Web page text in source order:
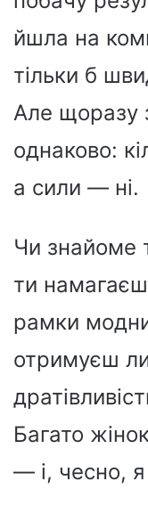
йшла на
тільки б
Але щоразу
однаково:
а сили — ні.
Чи знайоме
ти
рамки
отримуєш
Багато
— і, чесно,